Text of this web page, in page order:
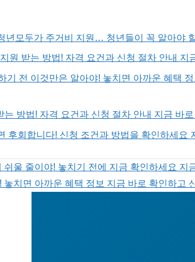
년모두가 주거비 지원… 청년들이 꼭 알아야
원 받는 방법! 자격 요건과 신청 절차 안내 지
전 이것만은 알아야! 놓치면 아까운 혜택
방법! 자격 요건과 신청 절차 안내 지금 바
회합니다! 신청 조건과 방법을 확인하세요
울 줄이야! 놓치기 전에 지금 확인하세요 지
치면 아까운 혜택 정보 지금 바로 확인하고